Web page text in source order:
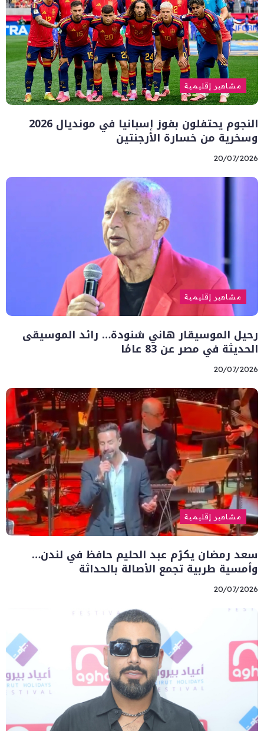
مشاهير إقليمية
النجوم يحتفلون بفوز إسبانيا في مونديال 2026
وسخرية من خسارة الأرجنتين
20/07/2026
مشاهير إقليمية
رحيل الموسيقار هاني شنودة… رائد الموسيقى
الحديثة في مصر عن 83 عامًا
20/07/2026
مشاهير إقليمية
سعد رمضان يكرّم عبد الحليم حافظ في لندن…
وأمسية طربية تجمع الأصالة بالحداثة
20/07/2026